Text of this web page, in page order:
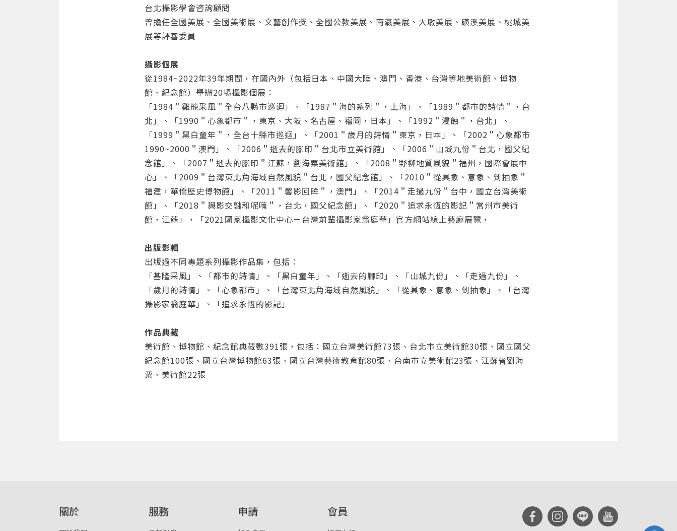
或 或
按下註冊即代表你同意我們的 使用者條款與隱私權政策 。
重設密碼
點擊下方「確定」將前一位使用者強制登出。
取消
台北攝影學會咨詢顧問
曾擔任全國美展、全國美術展、文藝創作獎、全國公教美展、南瀛美展、大墩美展、磺溪美展、桃城美
展等評審委員
攝影個展
從1984~2022年39年期間，在國內外（包括日本、中國大陸、澳門、香港、台灣等地美術館、博物
館、紀念館）舉辦20埸攝影個展：
「1984＂雞籠采風＂全台八縣市巡迴」、「1987＂海的系列＂，上海」、「1989＂都市的詩情＂，台
北」、「1990＂心象都市＂，東京、大阪、名古屋、福岡，日本」、「1992＂浸蝕＂，台北」、
「1999＂黑白童年＂，全台十縣市巡迴」、「2001＂歲月的詩情＂東京，日本」、「2002＂心象都市
1990~2000＂澳門」、「2006＂逝去的腳印＂台北市立美術館」、「2006＂山城九份＂台北，國父紀
念館」、「2007＂逝去的腳印＂江蘇，劉海粟美術館」、「2008＂野柳地質風貌＂福州，國際會展中
心」、「2009＂台灣東北角海域自然風貌＂台北，國父紀念館」、「2010＂從具象、意象、到抽象＂
福建，華僑歷史博物館」、「2011＂馨影回眸＂，澳門」、「2014＂走過九份＂台中，國立台灣美術
館」、「2018＂與影交融和呢喃＂，台北，國父紀念館」、「2020＂追求永恆的影記＂常州市美術
館，江蘇」，「2021國家攝影文化中心－台灣前輩攝影家翁庭華」官方網站線上藝廊展覽，
出版影輯
出版過不同專題系列攝影作品集，包括：
「基隆采風」、「都市的詩情」、「黑白童年」、「逝去的腳印」、「山城九份」、「走過九份」、
「歲月的詩情」、「心象都市」、「台灣東北角海域自然風貌」、「從具象、意象、到抽象」、「台灣
攝影家翁庭華」、「追求永恆的影記」
作品典藏
美術館、博物館、紀念館典藏數391張，包括：國立台灣美術館73張、台北市立美術館30張、國立國父
紀念館100張、國立台灣博物館63張、國立台灣藝術教育館80張、台南市立美術館23張、江蘇省劉海
粟、美術館22張
關於 服務 申請 會員